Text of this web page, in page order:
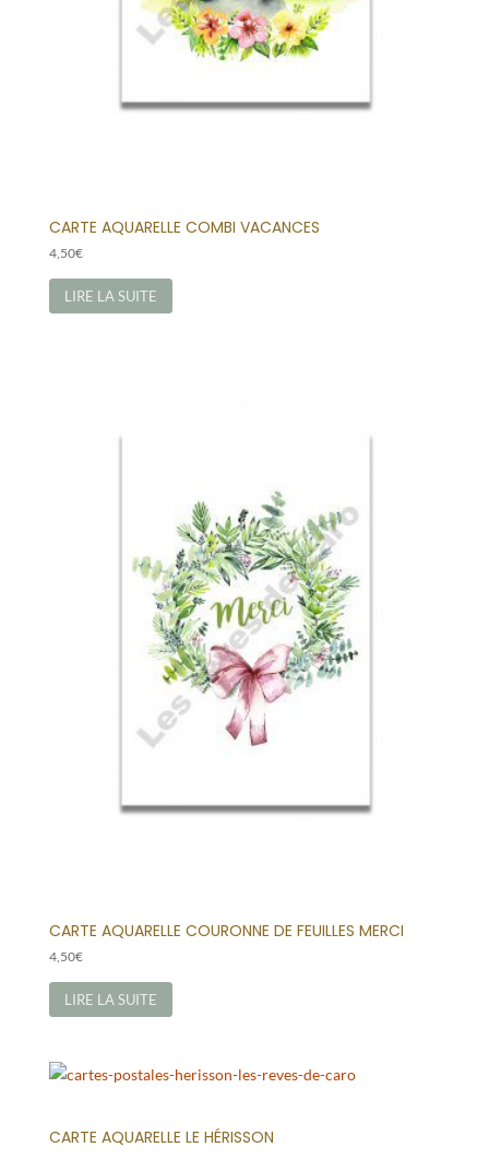
CARTE AQUARELLE COMBI VACANCES
4,50€
LIRE LA SUITE
CARTE AQUARELLE COURONNE DE FEUILLES MERCI
4,50€
LIRE LA SUITE
CARTE AQUARELLE LE HÉRISSON